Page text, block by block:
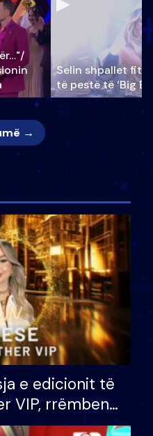
Selin shpallet
të pestë të ‘Big
→
e edicionit të
VIP, rrëmben
100 mijë eurosh